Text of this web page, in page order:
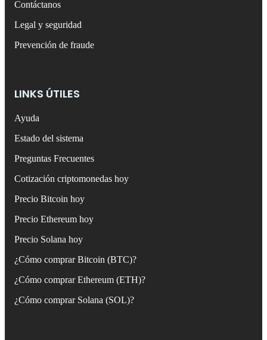
Contáctanos
Legal y seguridad
Prevención de fraude
LINKS ÚTILES
Ayuda
Estado del sistema
Preguntas Frecuentes
Cotización criptomonedas hoy
Precio Bitcoin hoy
Precio Ethereum hoy
Precio Solana hoy
¿Cómo comprar Bitcoin (BTC)?
¿Cómo comprar Ethereum (ETH)?
¿Cómo comprar Solana (SOL)?